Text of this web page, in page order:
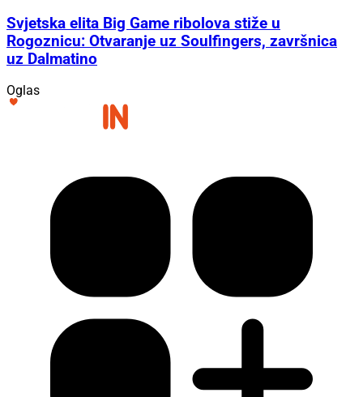
Svjetska elita Big Game ribolova stiže u
Rogoznicu: Otvaranje uz Soulfingers, završnica
uz Dalmatino
Oglas